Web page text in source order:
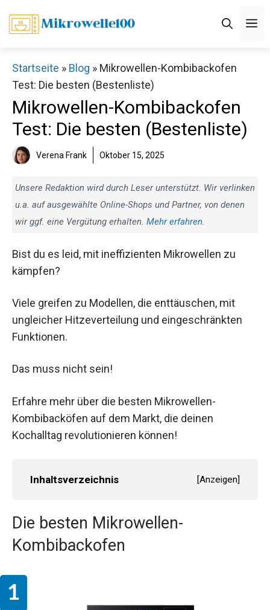
Inhalt
Startseite » Blog » Mikrowellen-Kombibackofen
Test: Die besten (Bestenliste)
Mikrowellen-Kombibackofen
Test: Die besten (Bestenliste)
Verena Frank Oktober 15, 2025
Unsere Redaktion wird durch Leser unterstützt. Wir verlinken
u.a. auf ausgewählte Online-Shops und Partner, von denen
wir ggf. eine Vergütung erhalten. Mehr erfahren.
Bist du es leid, mit ineffizienten Mikrowellen zu
kämpfen?
Viele greifen zu Modellen, die enttäuschen, mit
ungleicher Hitzeverteilung und eingeschränkten
Funktionen.
Das muss nicht sein!
Erfahre mehr über die besten Mikrowellen-
Kombibacköfen auf dem Markt, die deinen
Kochalltag revolutionieren können!
Inhaltsverzeichnis [Anzeigen]
Die besten Mikrowellen-
Kombibackofen